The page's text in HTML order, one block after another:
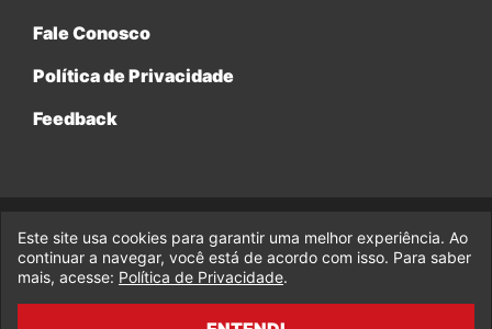
Fale Conosco
Política de Privacidade
Feedback
© 2017-2026 Legado da Marvel, uma empresa da Legado
Enterprises.
fabiolobo
Este site usa cookies para garantir uma melhor experiência. Ao
continuar a navegar, você está de acordo com isso. Para saber
mais, acesse: Política de Privacidade.